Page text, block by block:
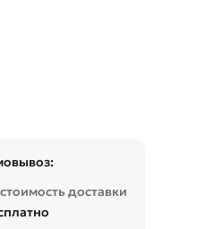
доставки